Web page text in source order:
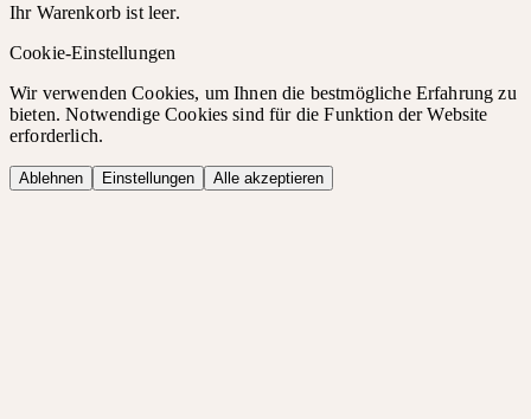
Ihr Warenkorb ist leer.
Cookie-Einstellungen
Wir verwenden Cookies, um Ihnen die bestmögliche Erfahrung zu
bieten. Notwendige Cookies sind für die Funktion der Website
erforderlich.
Ablehnen Einstellungen Alle akzeptieren